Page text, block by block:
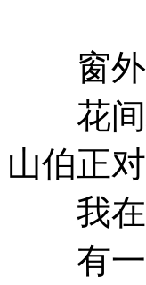
窗外
花间
山伯正
我在
有一